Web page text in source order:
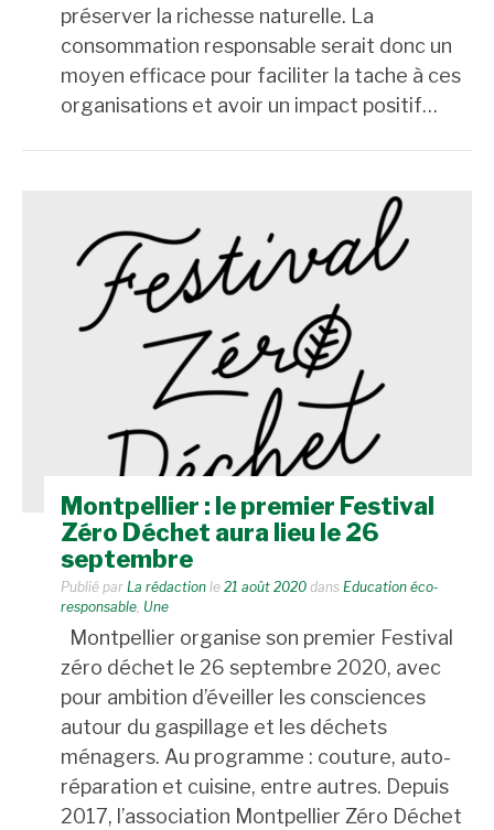
préserver la richesse naturelle. La
consommation responsable serait donc un
moyen efficace pour faciliter la tache à ces
organisations et avoir un impact positif…
Montpellier : le premier Festival
Zéro Déchet aura lieu le 26
septembre
Publié par La rédaction le 21 août 2020 dans Education éco-
responsable Une
Montpellier organise son premier Festival
zéro déchet le 26 septembre 2020, avec
pour ambition d’éveiller les consciences
autour du gaspillage et les déchets
ménagers. Au programme : couture, auto-
réparation et cuisine, entre autres. Depuis
2017, l’association Montpellier Zéro Déchet